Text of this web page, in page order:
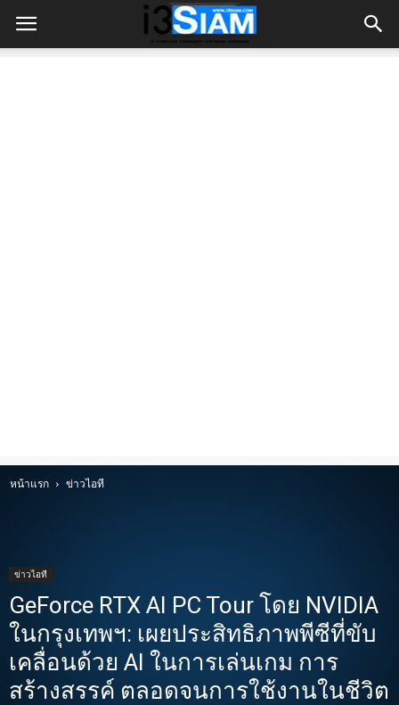
หน้าแรก ข่าวไอที
ข่าวไอที
GeForce RTX AI PC Tour โดย NVIDIA
ในกรุงเทพฯ: เผยประสิทธิภาพพีซีที่ขับ
เคลื่อนด้วย AI ในการเล่นเกม การ
สร้างสรรค์ ตลอดจนการใช้งานในชีวิต